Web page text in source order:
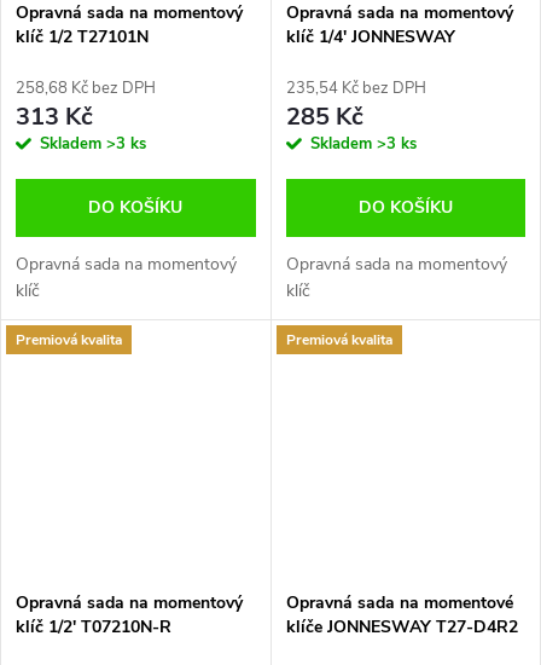
Opravná sada na momentový
klíč 1/2 T27101N
258,68 Kč bez DPH
313 Kč
Skladem >3 ks
DO KOŠÍKU
Opravná sada na momentový
klíč
Opravná sada na momentový
klíč 1/4' JONNESWAY
235,54 Kč bez DPH
285 Kč
Skladem >3 ks
DO KOŠÍKU
Opravná sada na momentový
klíč
Premiová kvalita
Opravná sada na momentový
klíč 1/2' T07210N-R
Premiová kvalita
Opravná sada na momentové
klíče JONNESWAY T27-D4R2